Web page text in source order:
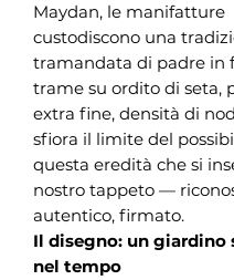
Maydan, le manifatture
custodiscono una
tramandata di padre in
trame su ordito di seta,
extra fine, densità di
sfiora il limite del
questa eredità che si
nostro tappeto —
autentico, firmato.
Il disegno: un giardino
nel tempo